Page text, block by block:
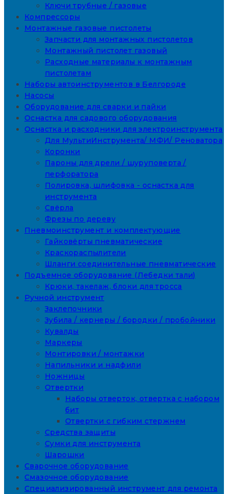
Ключи трубные / газовые
Компрессоры
Монтажные газовые пистолеты
Запчасти для монтажных пистолетов
Монтажный пистолет газовый
Расходные материалы к монтажным
пистолетам
Наборы автоинструментов в Белгороде
Насосы
Оборудование для сварки и пайки
Оснастка для садового оборудования
Оснастка и расходники для электроинструмента
Для МультиИнструмента/ МФИ/ Реноватора
Коронки
Пароны для дрели / шуруповерта /
перфоратора
Полировка, шлифовка - оснастка для
инструмента
Свёрла
Фрезы по дереву
Пневмоинструмент и комплектующие
Гайковёрты пневматические
Краскораспылители
Шланги соединительные пневматические
Подъемное оборудование (Лебедки тали)
Крюки, такелаж, блоки для тросса
Ручной инструмент
Заклепочники
Зубила / кернеры / бородки / пробойники
Кувалды
Маркеры
Монтировки / монтажки
Напильники и надфили
Ножницы
Отвертки
Наборы отверток, отвертка с набором
бит
Отвертки с гибким стержнем
Средства защиты
Сумки для инструмента
Шарошки
Сварочное оборудование
Смазочное оборудование
Специализированный инструмент для ремонта